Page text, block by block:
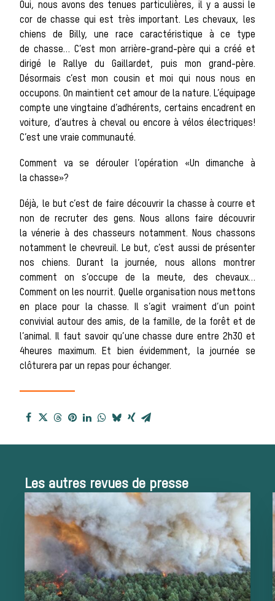
Les veneurs
La vènerie contemporaine
Chasser les
idées reçues
Bien-être
animal
Héritage
Histoire de la
chasse à courre
Patrimoine
Équipages
La trompe de
chasse
Oui, nous avons des tenues particulières, il y a aussi le
cor de chasse qui est très important. Les chevaux, les
chiens de Billy, une race caractéristique à ce type
de chasse… C’est mon arrière-grand-père qui a créé et
dirigé le Rallye du Gaillardet, puis mon grand-père.
Désormais c’est mon cousin et moi qui nous nous en
occupons. On maintient cet amour de la nature. L’équipage
compte une vingtaine d’adhérents, certains encadrent en
voiture, d’autres à cheval ou encore à vélos électriques!
C’est une vraie communauté.
Comment va se dérouler l’opération «Un dimanche à
la chasse»?
Déjà, le but c’est de faire découvrir la chasse à courre et
non de recruter des gens. Nous allons faire découvrir
la vénerie à des chasseurs notamment. Nous chassons
notamment le chevreuil. Le but, c’est aussi de présenter
nos chiens. Durant la journée, nous allons montrer
comment on s’occupe de la meute, des chevaux…
Comment on les nourrit. Quelle organisation nous mettons
en place pour la chasse. Il s’agit vraiment d’un point
convivial autour des amis, de la famille, de la forêt et de
l’animal. Il faut savoir qu’une chasse dure entre 2h30 et
4heures maximum. Et bien évidemment, la journée se
clôturera par un repas pour échanger.
Les autres revues de presse